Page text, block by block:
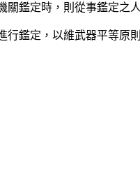
鑑定時，則從事鑑定之
鑑定，以維武器平等原